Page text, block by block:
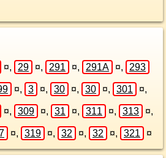
¤, 29 ¤, 291 ¤, 291A ¤, 293
¤, 3 ¤, 30 ¤, 30 ¤, 301 ¤,
¤, 309 ¤, 31 ¤, 311 ¤, 313 ¤,
¤, 319 ¤, 32 ¤, 32 ¤, 321 ¤